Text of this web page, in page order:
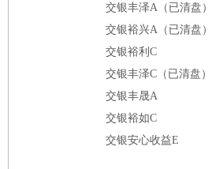
交银丰泽A（已清盘）
交银裕兴A（已清盘）
交银裕利C
交银丰泽C（已清盘）
交银丰晟A
交银裕如C
交银安心收益E